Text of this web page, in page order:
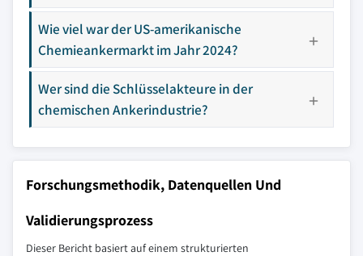
Wie viel war der US-amerikanische
Chemieankermarkt im Jahr 2024?
Wer sind die Schlüsselakteure in der
chemischen Ankerindustrie?
Forschungsmethodik, Datenquellen Und
Validierungsprozess
Dieser Bericht basiert auf einem strukturierten